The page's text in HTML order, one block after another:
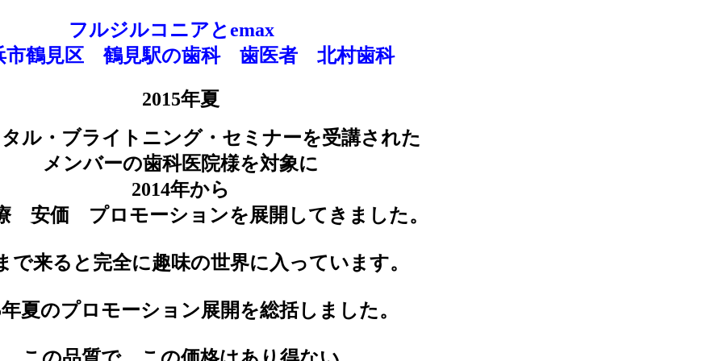
フルジルコニアとemax
市鶴見区 鶴見駅の歯科 歯医者 北村歯科
2015年夏
ル・ブライトニング・セミナーを受講された
メンバーの歯科医院様を対象に
2014年から
安価 プロモーションを展開してきました。
で来ると完全に趣味の世界に入っています。
年夏のプロモーション展開を総括しました。